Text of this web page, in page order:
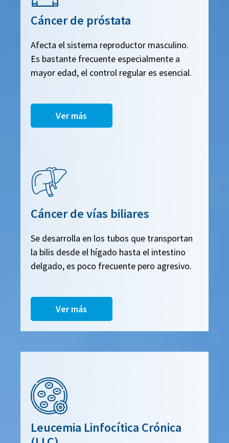
Cáncer de próstata
Afecta el sistema reproductor masculino.
Es bastante frecuente especialmente a
mayor edad, el control regular es esencial.
Ver más
Cáncer de vías biliares
Se desarrolla en los tubos que transportan
la bilis desde el hígado hasta el intestino
delgado, es poco frecuente pero agresivo.
Ver más
Leucemia Linfocítica Crónica